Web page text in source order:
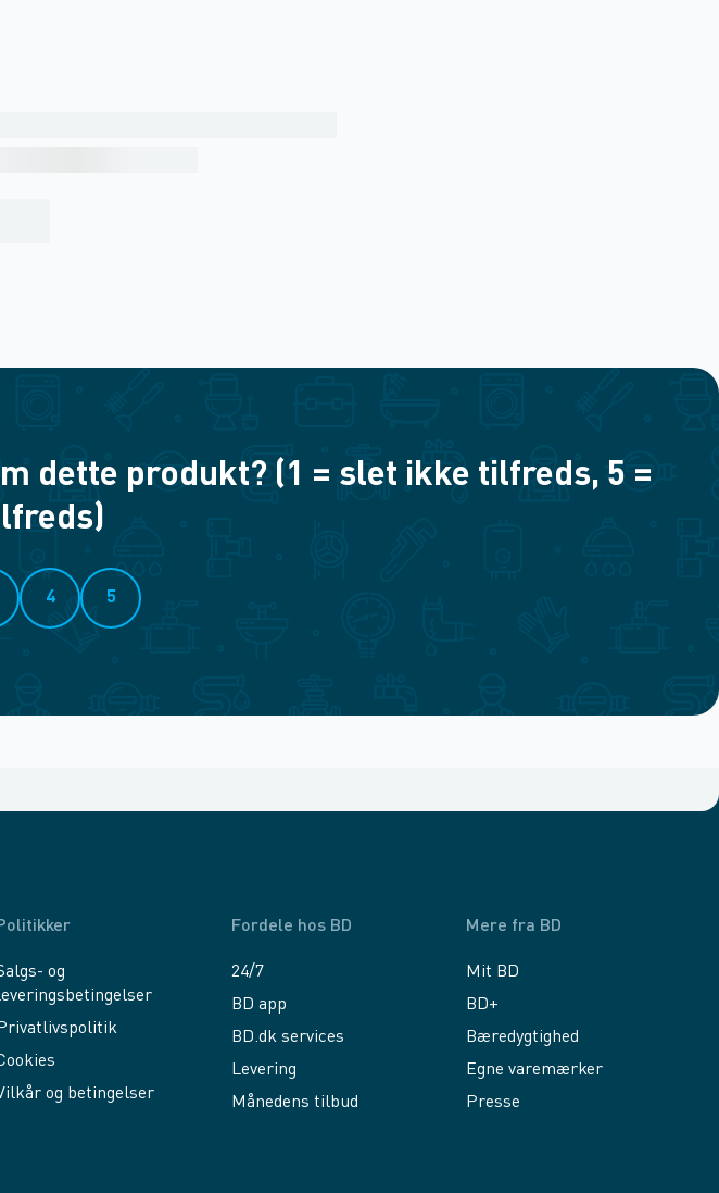
dette produkt? (1 = slet ikke tilfreds, 5 =
4 5
og
Privatlivspolitik
og betingelser
Fordele hos BD
24/7
BD app
BD.dk services
Levering
Månedens tilbud
Mere fra BD
Mit BD
BD+
Bæredygtighed
Egne varemærker
Presse